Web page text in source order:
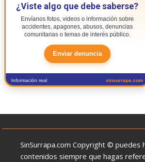
¿Viste algo que debe saberse?
Envíanos fotos, videos o información sobre
accidentes, apagones, abusos, denuncias
comunitarias o temas de interés público.
Enviar denuncia
Información real sinsurrapa.com
SinSurrapa.com Copyright © puedes
contenidos siempre que hagas